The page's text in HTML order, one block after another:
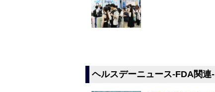
ヘルスデーニュース‐FDA関連‐